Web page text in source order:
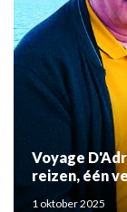
Voyage
reizen, één
Mouden
1 oktober 2025